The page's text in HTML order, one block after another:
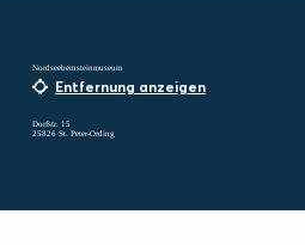
Nordseebernsteinmuseum
Entfernung anzeigen
Dorfstr. 15
25826 St. Peter-Ording